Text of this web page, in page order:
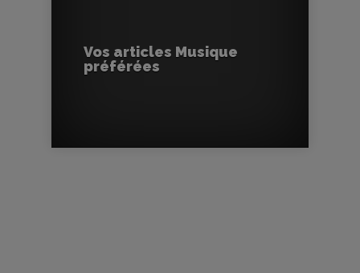
Vos articles Musique
préférées